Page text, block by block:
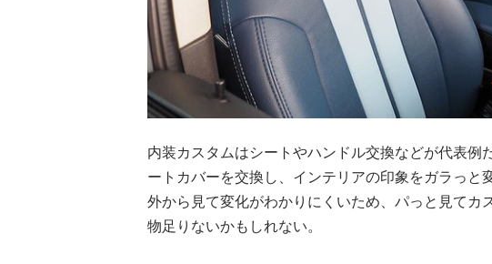
内装カスタムはシートやハンドル交換などが代表例
ートカバーを交換し、インテリアの印象をガラっと
外から見て変化がわかりにくいため、パっと見てカ
物足りないかもしれない。